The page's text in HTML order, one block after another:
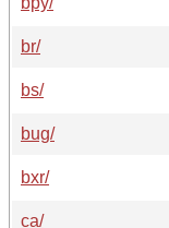
br/
bs/
bug/
bxr/
ca/